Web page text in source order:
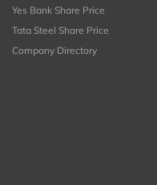
Yes Bank Share Price
Tata Steel Share Price
Company Directory